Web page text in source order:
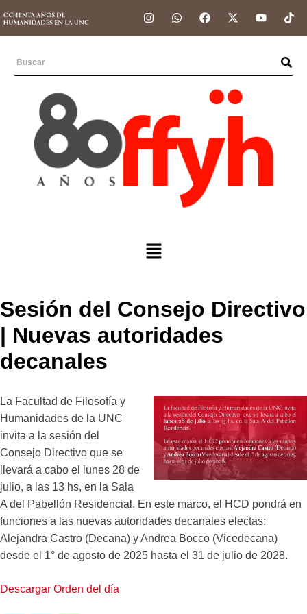
Sesión del Consejo Directivo
| Nuevas autoridades
decanales
La Facultad de Filosofía y
Humanidades de la UNC
invita a la sesión del
Consejo Directivo que se
llevará a cabo el lunes 28 de
julio, a las 13 hs, en la Sala
A del Pabellón Residencial. En este marco, el HCD pondrá en
funciones a las nuevas autoridades decanales electas:
Alejandra Castro (Decana) y Andrea Bocco (Vicedecana)
desde el 1° de agosto de 2025 hasta el 31 de julio de 2028.
Descargar Orden del día